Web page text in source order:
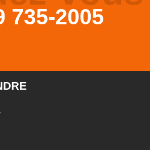
735-2005